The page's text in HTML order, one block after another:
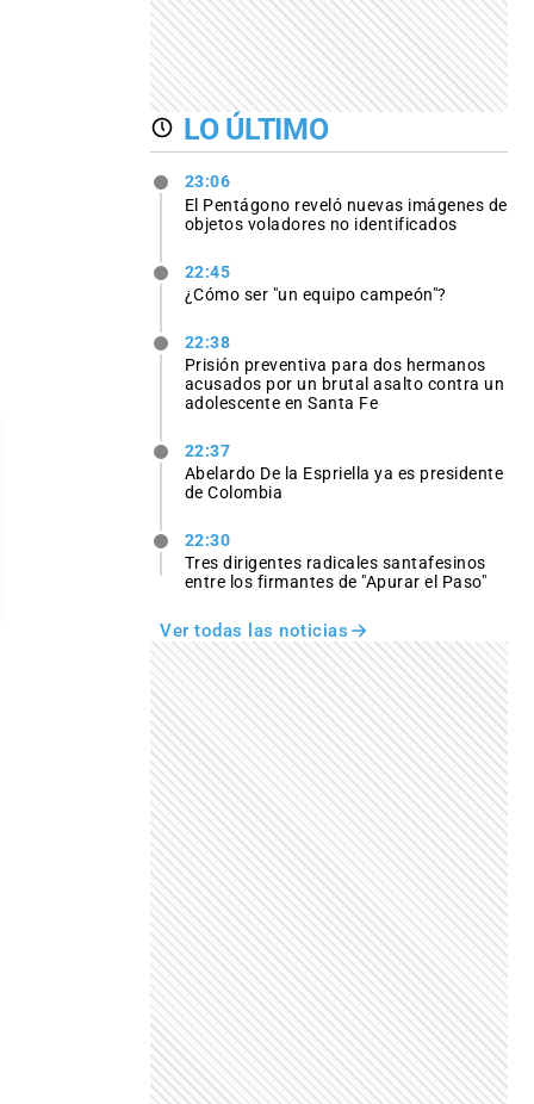
LO ÚLTIMO
23:06
El Pentágono reveló nuevas imágenes de
objetos voladores no identificados
22:45
¿Cómo ser "un equipo campeón"?
22:38
Prisión preventiva para dos hermanos
acusados por un brutal asalto contra un
adolescente en Santa Fe
22:37
Abelardo De la Espriella ya es presidente
de Colombia
22:30
Tres dirigentes radicales santafesinos
entre los firmantes de "Apurar el Paso"
Ver todas las noticias